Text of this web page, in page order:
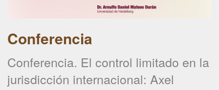
Conferencia
Conferencia. El control limitado en la
jurisdicción internacional: Axel